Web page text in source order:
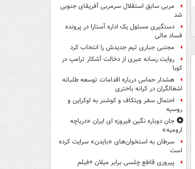
مربی سابق استقلال سرمربی آفریقای جنوبی
شد
دستگیری مسئول یک اداره آستارا در پرونده
فساد مالی
مجتبی جباری تیم جدیدش را انتخاب کرد
روایت رسانه عبری از دخالت آشکار ترامپ در
کوبا
هشدار حماس درباره اقدامات توسعه طلبانه
اشغالگران در کرانه باختری
احتمال سفر ویتکاف و کوشنر به اوکراین و
روسیه
جان دوباره نگین فیروزه ای ایران «دریاچه
ارومیه»
سرطان به استخوان‌های «بایدن» سرایت کرده
است
پیروزی قاطع چلسی برابر میلان +فیلم